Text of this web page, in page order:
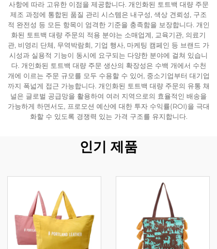
사항에 따라 고유한 이점을 제공합니다. 개인화된 토트백 대량 주문
제조 과정에 통합된 품질 관리 시스템은 내구성, 색상 견뢰성, 구조
적 완전성 등 모든 항목이 엄격한 기준을 충족함을 보장합니다. 개인
화된 토트백 대량 주문의 적용 분야는 소매업계, 교육기관, 의료기
관, 비영리 단체, 무역박람회, 기업 행사, 마케팅 캠페인 등 브랜드 가
시성과 실용적 기능이 동시에 요구되는 다양한 분야에 걸쳐 있습니
다. 개인화된 토트백 대량 주문 생산의 확장성은 수백 개에서 수천
개에 이르는 주문 규모를 모두 수용할 수 있어, 중소기업부터 대기업
까지 폭넓게 접근 가능합니다. 개인화된 토트백 대량 주문의 유통 채
널은 글로벌 공급망을 활용하여 여러 지역으로의 효율적인 배송을
가능하게 하면서도, 프로모션 예산에 대한 투자 수익률(ROI)을 극대
화할 수 있도록 경쟁력 있는 가격 구조를 유지합니다.
인기 제품